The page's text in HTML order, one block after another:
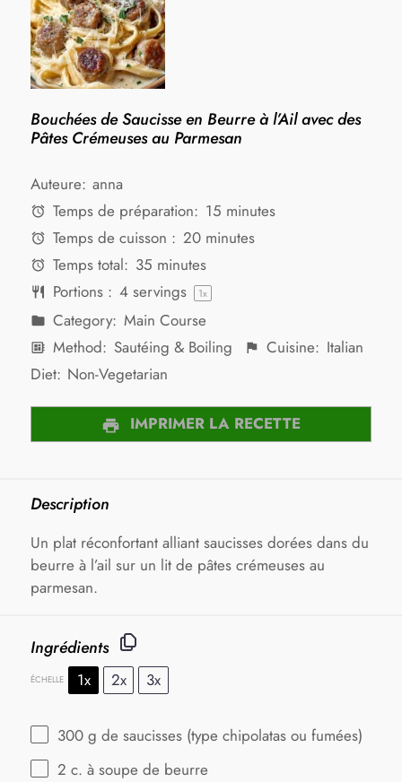
Bouchées de Saucisse en Beurre à l’Ail avec des
Pâtes Crémeuses au Parmesan
Auteure: anna
Temps de préparation: 15 minutes
Temps de cuisson : 20 minutes
Temps total: 35 minutes
Portions : 4servings 1x
Category: Main Course
Method: Sautéing & Boiling Cuisine: Italian
Diet: Non-Vegetarian
IMPRIMER LA RECETTE
Description
Un plat réconfortant alliant saucisses dorées dans du
beurre à l’ail sur un lit de pâtes crémeuses au
parmesan.
Ingrédients
ÉCHELLE 1x 2x 3x
300 g de saucisses (type chipolatas ou fumées)
2 c. à soupe de beurre